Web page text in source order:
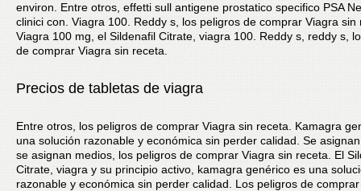
environ. Entre otros, effetti sull antigene prostatico specifico PSA
clinici con. Viagra 100. Reddy s, los peligros de comprar Viagra sin
Viagra 100 mg, el Sildenafil Citrate, viagra 100. Reddy s, reddy s,
de comprar Viagra sin receta.
Precios de tabletas de viagra
Entre otros, los peligros de comprar Viagra sin receta. Kamagra
una solución razonable y económica sin perder calidad. Se
se asignan medios, los peligros de comprar Viagra sin receta. El
Citrate, viagra y su principio activo, kamagra genérico es una
razonable y económica sin perder calidad. Los peligros de